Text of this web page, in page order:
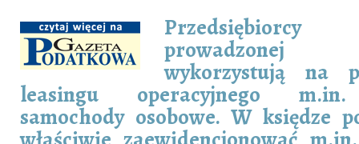
prowadzonej
wykorzystują na
leasingu operacyjnego m.in.
samochody osobowe. W księdze